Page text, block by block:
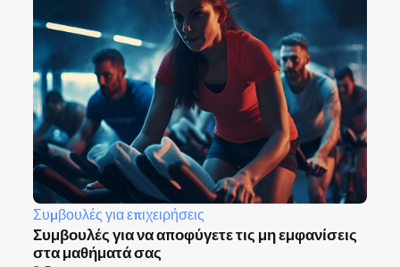
Συμβουλές για επιχειρήσεις
Συμβουλές για να αποφύγετε τις μη εμφανίσεις
στα μαθήματά σας